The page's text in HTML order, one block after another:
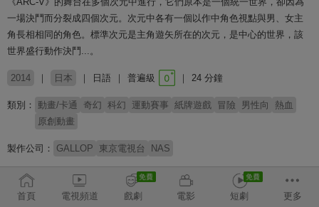
一場決鬥而分裂成四個次元。次元中各有一個以作中角色視點與男、女主
角長相相同的角色。標準次元是主角遊矢所在的次元，是中心的世界，該
世界盛行動作決鬥...。
2014 日本 日語 普遍級 24 分鐘
類別： 動畫/卡通 奇幻 科幻 運動賽事 紙牌遊戲 冒險 男性向
熱血
原創動畫
製作公司： GALLOP 東京電視台 NAS
導演： 小野勝巳
配音： 小野賢章 稻村優奈 高木萬平 高木心平 大林洋平
首頁 電視頻道 戲劇 電影 短劇 更多